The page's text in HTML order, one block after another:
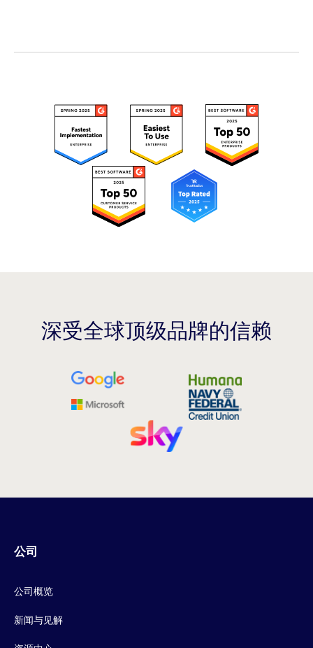
深受全球顶级品牌的信赖
公司
公司概览
新闻与见解